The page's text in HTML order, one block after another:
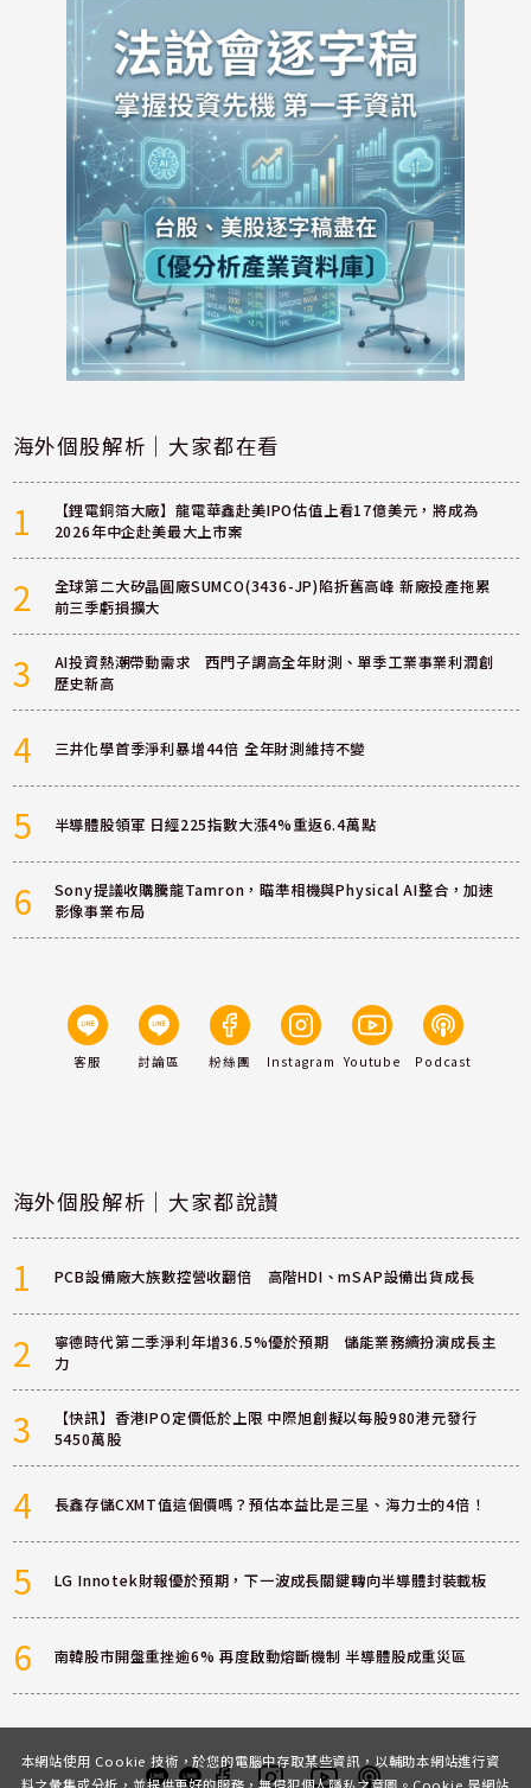
海外個股解析｜大家都在看
1
【鋰電銅箔大廠】龍電華鑫赴美IPO估值上看17億美元，將成為
2026年中企赴美最大上市案
2
全球第二大矽晶圓廠SUMCO(3436-JP)陷折舊高峰 新廠投產拖累
前三季虧損擴大
3
AI投資熱潮帶動需求 西門子調高全年財測、單季工業事業利潤創
歷史新高
4 三井化學首季淨利暴增44倍 全年財測維持不變
5 半導體股領軍 日經225指數大漲4%重返6.4萬點
6
Sony提議收購騰龍Tamron，瞄準相機與Physical AI整合，加速
影像事業布局
客服 討論區 粉絲團 Instagram Youtube Podcast
海外個股解析｜大家都說讚
1 PCB設備廠大族數控營收翻倍 高階HDI、mSAP設備出貨成長
2
寧德時代第二季淨利年增36.5%優於預期 儲能業務續扮演成長主
力
3
【快訊】香港IPO定價低於上限 中際旭創擬以每股980港元發行
5450萬股
4 長鑫存儲CXMT值這個價嗎？預估本益比是三星、海力士的4倍！
5 LG Innotek財報優於預期，下一波成長關鍵轉向半導體封裝載板
6 南韓股市開盤重挫逾6% 再度啟動熔斷機制 半導體股成重災區
本網站使用 Cookie 技術，於您的電腦中存取某些資訊，以輔助本網站進行資